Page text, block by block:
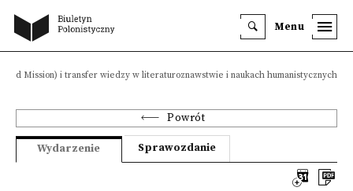
Menu
Mission) i transfer wiedzy w literaturoznawstwie i naukach humanistycznych
Powrót
Wydarzenie Sprawozdanie